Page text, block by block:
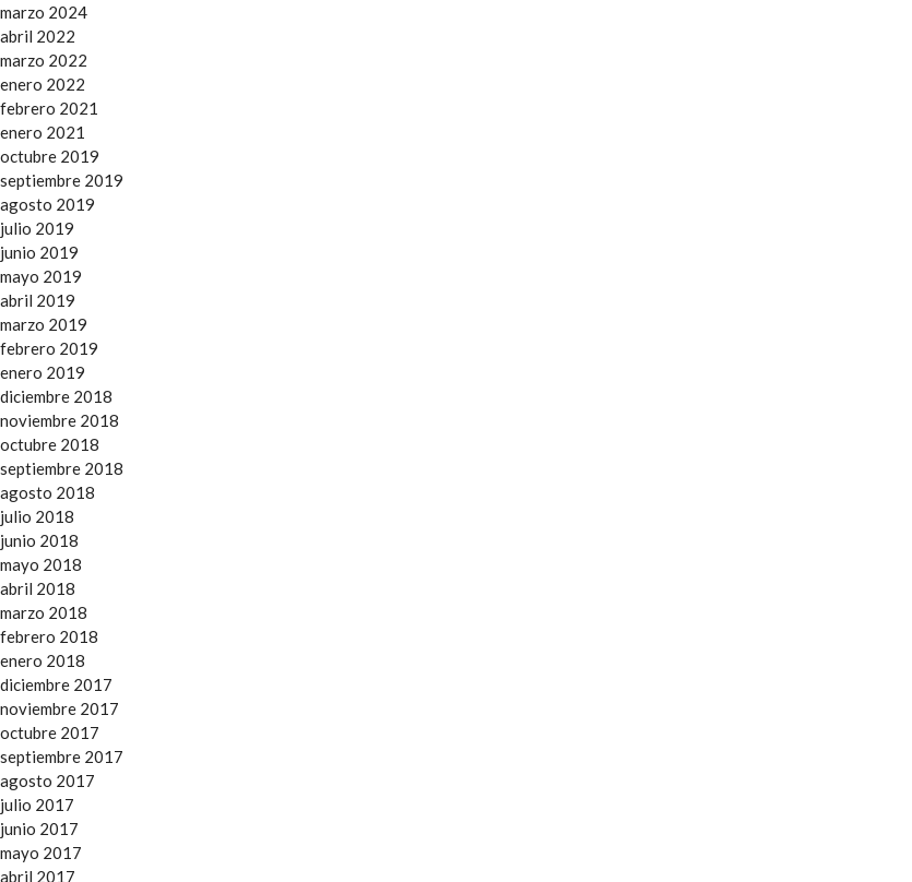
marzo 2024
abril 2022
marzo 2022
enero 2022
febrero 2021
enero 2021
octubre 2019
septiembre 2019
agosto 2019
julio 2019
junio 2019
mayo 2019
abril 2019
marzo 2019
febrero 2019
enero 2019
diciembre 2018
noviembre 2018
octubre 2018
septiembre 2018
agosto 2018
julio 2018
junio 2018
mayo 2018
abril 2018
marzo 2018
febrero 2018
enero 2018
diciembre 2017
noviembre 2017
octubre 2017
septiembre 2017
agosto 2017
julio 2017
junio 2017
mayo 2017
abril 2017